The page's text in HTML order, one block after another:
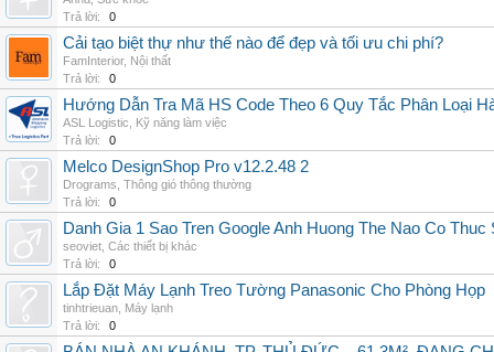
Trả lời:
0
Cải tạo biệt thự như thế nào để đẹp và tối ưu chi phí?
FamInterior, Nội thất
Trả lời:
0
Hướng Dẫn Tra Mã HS Code Theo 6 Quy Tắc Phân Loại
ASL Logistic
Kỹ năng làm việc
Trả lời:
0
Melco DesignShop Pro v12.2.48 2
Drograms Thông gió thông thường
Trả lời:
0
Danh Gia 1 Sao Tren Google Anh Huong The Nao Co Thuc
seoviet Các thiết bị khác
Trả lời:
0
Lắp Đặt Máy Lạnh Treo Tường Panasonic Cho Phòng Họp
tinhtrieuan Máy lạnh
Trả lời:
0